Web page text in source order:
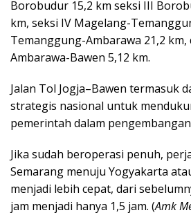
Borobudur 15,2 km seksi III
km, seksi IV Magelang-
Temanggung-Ambarawa 21,2 km,
Ambarawa-Bawen 5,12 km.
Jalan Tol Jogja–Bawen termasuk
strategis nasional untuk
pemerintah dalam
Jika sudah beroperasi penuh,
Semarang menuju Yogyakarta
menjadi lebih cepat, dari
jam menjadi hanya 1,5 jam. (Amk